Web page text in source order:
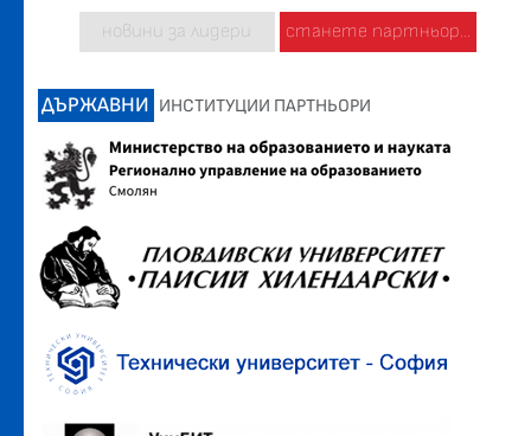
новини за лидери станете партньор...
ДЪРЖАВНИ ИНСТИТУЦИИ ПАРТНЬОРИ